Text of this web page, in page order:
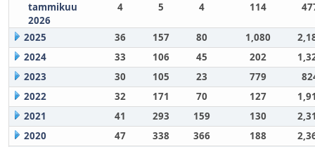
tammikuu
2026
4 5 4 114
2025 36 157 80 1,080
2024
33 106 45 202
2023
30 105 23 779
2022
32 171 70 127
2021
41 293 159 130
2020
47 338 366 188